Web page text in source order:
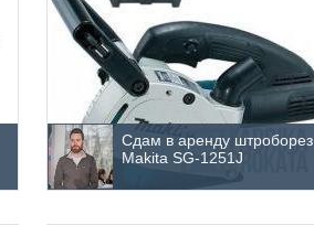
Сдам в аренду штроборез
Makita SG-1251J